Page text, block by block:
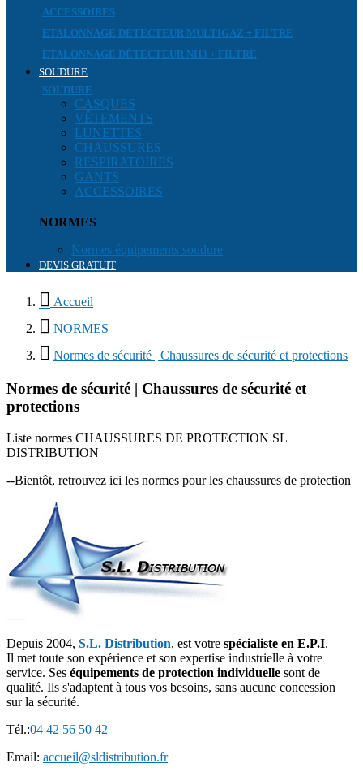
ACCESSOIRES
ETALONNAGE DÉTECTEUR MULTIGAZ + FILTRE
ETALONNAGE DÉTECTEUR NH3 + FILTRE
SOUDURE
SOUDURE
CASQUES
VÊTEMENTS
LUNETTES
CHAUSSURES
RESPIRATOIRES
GANTS
ACCESSOIRES
NORMES
Normes équipements soudure
DEVIS GRATUIT
 Accueil
 NORMES
 Normes de sécurité | Chaussures de sécurité et protections
Normes de sécurité | Chaussures de sécurité et
protections
Liste normes CHAUSSURES DE PROTECTION SL
DISTRIBUTION
--Bientôt, retrouvez ici les normes pour les chaussures de protection
Depuis 2004, S.L. Distribution, est votre spécialiste en E.P.I.
Il met toute son expérience et son expertise industrielle à votre
service. Ses équipements de protection individuelle sont de
qualité. Ils s'adaptent à tous vos besoins, sans aucune concession
sur la sécurité.
Tél.:04 42 56 50 42
Email: accueil@sldistribution.fr